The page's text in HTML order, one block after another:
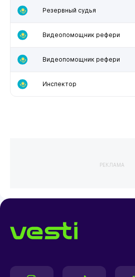
Резервный судья
Видеопомощник рефери
Видеопомощник рефери
Инспектор
РЕКЛАМА